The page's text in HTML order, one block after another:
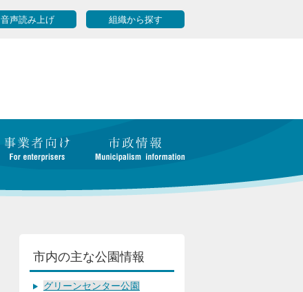
音声読み上げ 組織から探す
市内の主な公園情報
グリーンセンター公園